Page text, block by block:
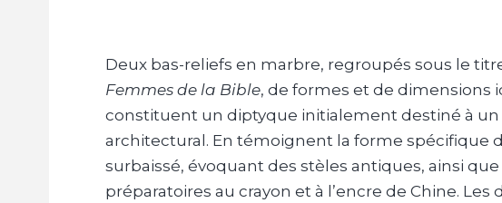
Deux bas-reliefs en marbre, regroupés sous le
Femmes de la Bible, de formes et de dimensions
constituent un diptyque initialement destiné à
architectural. En témoignent la forme spécifique
surbaissé, évoquant des stèles antiques, ainsi
préparatoires au crayon et à l’encre de Chine. Les